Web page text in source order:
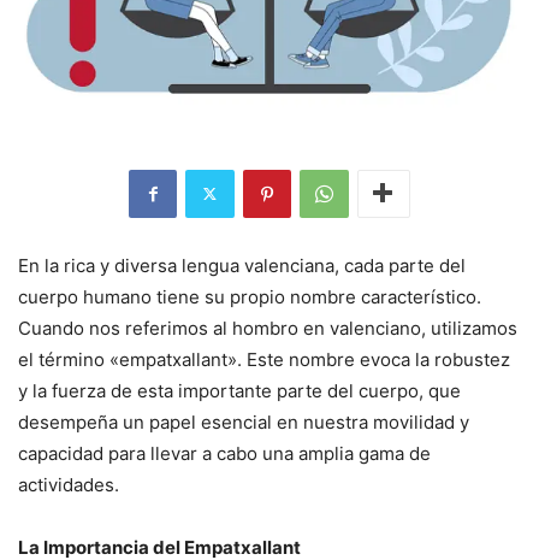
En la rica y diversa lengua valenciana, cada parte del
cuerpo humano tiene su propio nombre característico.
Cuando nos referimos al hombro en valenciano, utilizamos
el término «empatxallant». Este nombre evoca la robustez
y la fuerza de esta importante parte del cuerpo, que
desempeña un papel esencial en nuestra movilidad y
capacidad para llevar a cabo una amplia gama de
actividades.
La Importancia del Empatxallant